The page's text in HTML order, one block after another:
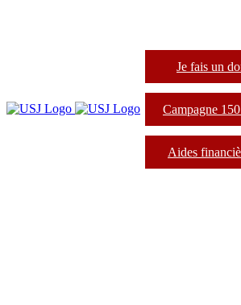
Je fais un
Campagne
Aides